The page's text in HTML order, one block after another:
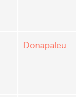
Donapaleu